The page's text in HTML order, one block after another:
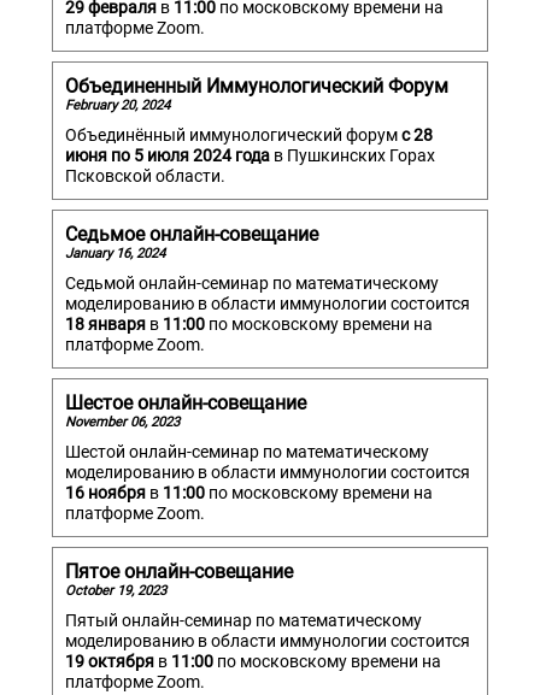
29 февраляв 11:00по московскому времени на
платформе Zoom.
Объединенный Иммунологический Форум
February 20, 2024
Объединённый иммунологический форумс 28
июня по 5 июля 2024 годав Пушкинских Горах
Псковской области.
Седьмое онлайн-совещание
January 16, 2024
Седьмой онлайн-семинар по математическому
моделированию в области иммунологии состоится
18 январяв 11:00по московскому времени на
платформе Zoom.
Шестое онлайн-совещание
November 06, 2023
Шестой онлайн-семинар по математическому
моделированию в области иммунологии состоится
16 ноябряв 11:00по московскому времени на
платформе Zoom.
Пятое онлайн-совещание
October 19, 2023
Пятый онлайн-семинар по математическому
моделированию в области иммунологии состоится
19 октябряв 11:00по московскому времени на
платформе Zoom.